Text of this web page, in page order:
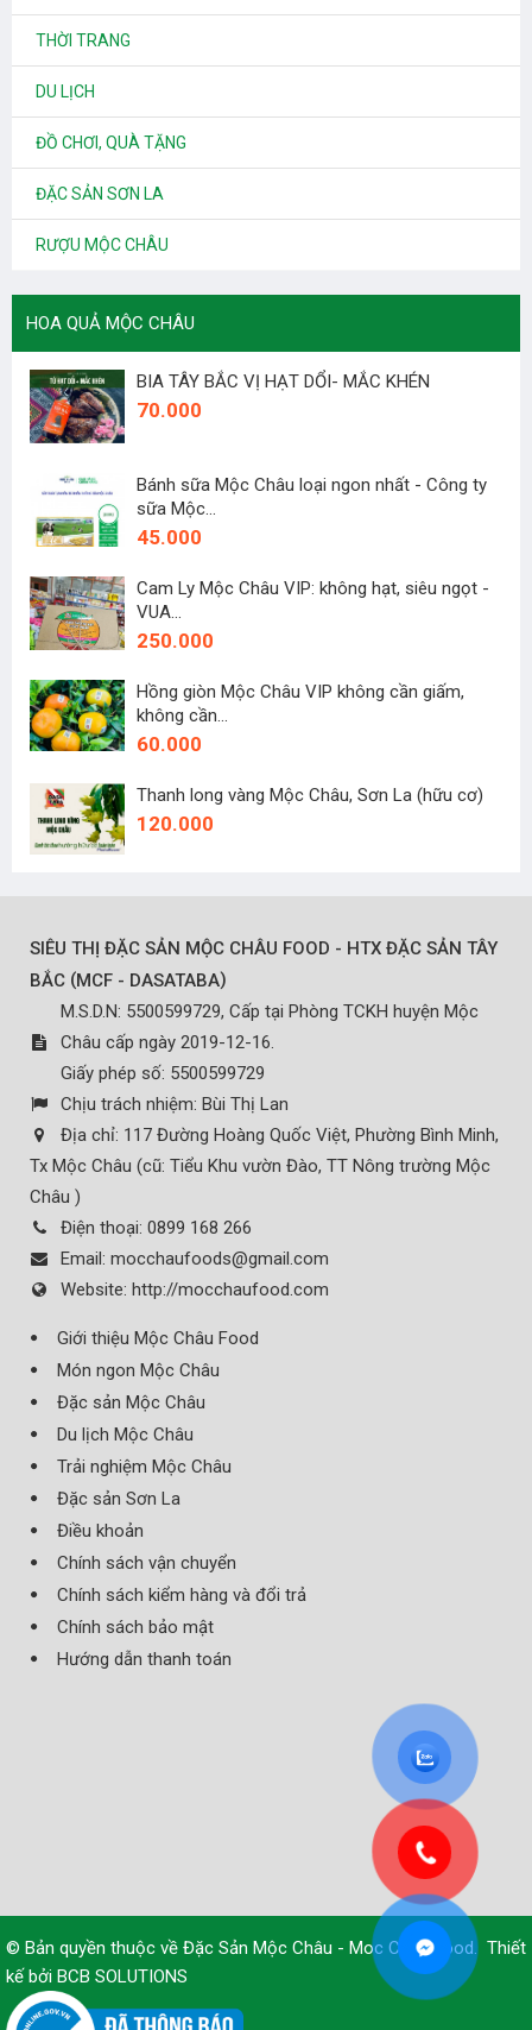
THỜI TRANG
DU LỊCH
ĐỒ CHƠI, QUÀ TẶNG
ĐẶC SẢN SƠN LA
RƯỢU MỘC CHÂU
HOA QUẢ MỘC CHÂU
BIA TÂY BẮC VỊ HẠT DỔI- MẮC KHÉN
70.000
Bánh sữa Mộc Châu loại ngon nhất - Công ty
sữa Mộc...
45.000
Cam Ly Mộc Châu VIP: không hạt, siêu ngọt -
VUA...
250.000
Hồng giòn Mộc Châu VIP không cần giấm,
không cần...
60.000
Thanh long vàng Mộc Châu, Sơn La (hữu cơ)
120.000
SIÊU THỊ ĐẶC SẢN MỘC CHÂU FOOD - HTX ĐẶC SẢN TÂY
BẮC (MCF - DASATABA)
M.S.D.N: 5500599729, Cấp tại Phòng TCKH huyện Mộc
Châu cấp ngày 2019-12-16.
Giấy phép số: 5500599729
Chịu trách nhiệm: Bùi Thị Lan
Địa chỉ: 117 Đường Hoàng Quốc Việt, Phường Bình Minh,
Tx Mộc Châu (cũ: Tiểu Khu vườn Đào, TT Nông trường Mộc
Châu )
Điện thoại: 0899 168 266
Email: mocchaufoods@gmail.com
Website: http://mocchaufood.com
Giới thiệu Mộc Châu Food
Món ngon Mộc Châu
Đặc sản Mộc Châu
Du lịch Mộc Châu
Trải nghiệm Mộc Châu
Đặc sản Sơn La
Điều khoản
Chính sách vận chuyển
Chính sách kiểm hàng và đổi trả
Chính sách bảo mật
Hướng dẫn thanh toán
© Bản quyền thuộc về Đặc Sản Mộc Châu - Moc Chau Food. Thiết
kế bởi BCB SOLUTIONS